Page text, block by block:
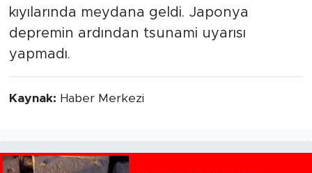
kıyılarında meydana geldi. Japonya
depremin ardından tsunami uyarısı
yapmadı.
Kaynak: Haber Merkezi